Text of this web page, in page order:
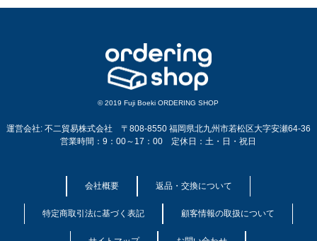
© 2019 Fuji Boeki ORDERING SHOP
運営会社: 不二貿易株式会社 〒808-8550 福岡県北九州市若松区大字安瀬64-36
営業時間：9：00～17：00 定休日：土・日・祝日
会社概要 返品・交換について
特定商取引法に基づく表記 顧客情報の取扱について